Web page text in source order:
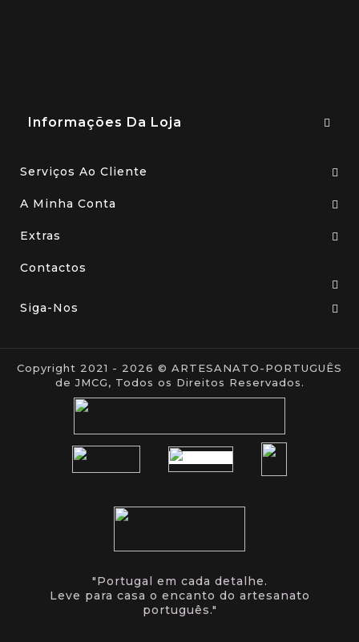
Informações Da Loja
Serviços Ao Cliente
A Minha Conta
Extras
Contactos
Siga-Nos
Copyright 2021 - 2026 © ARTESANATO-PORTUGUÊS
de JMCG, Todos os Direitos Reservados.
"Portugal em cada detalhe.
Leve para casa o encanto do artesanato
português."